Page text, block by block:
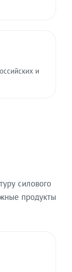
и
силового
продукты